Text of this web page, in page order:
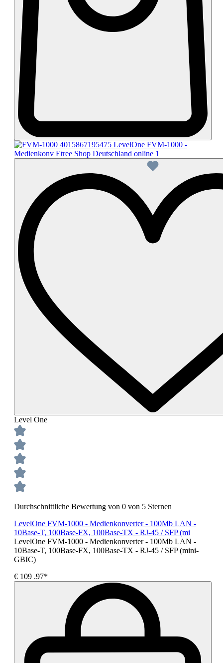
Level One
Durchschnittliche Bewertung von 0 von 5 Sternen
LevelOne FVM-1000 - Medienkonverter - 100Mb LAN -
10Base-T, 100Base-FX, 100Base-TX - RJ-45 / SFP (mi
LevelOne FVM-1000 - Medienkonverter - 100Mb LAN -
10Base-T, 100Base-FX, 100Base-TX - RJ-45 / SFP (mini-
GBIC)
€ 109 .97*